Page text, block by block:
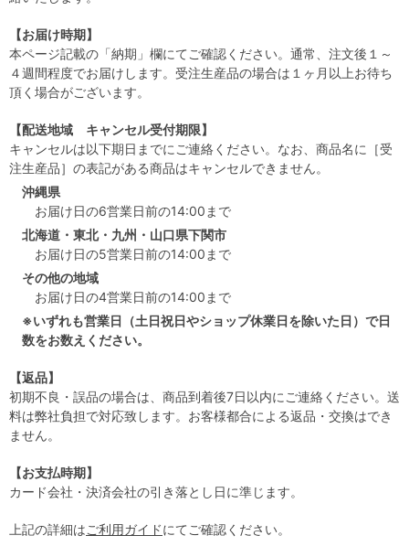
【お届け時期】
本ページ記載の「納期」欄にてご確認ください。通常、注文後１～
４週間程度でお届けします。受注生産品の場合は１ヶ月以上お待ち
頂く場合がございます。
【配送地域 キャンセル受付期限】
キャンセルは以下期日までにご連絡ください。なお、商品名に［受
注生産品］の表記がある商品はキャンセルできません。
沖縄県
お届け日の6営業日前の14:00まで
北海道・東北・九州・山口県下関市
お届け日の5営業日前の14:00まで
その他の地域
お届け日の4営業日前の14:00まで
※いずれも営業日（土日祝日やショップ休業日を除いた日）で日
数をお数えください。
【返品】
初期不良・誤品の場合は、商品到着後7日以内にご連絡ください。送
料は弊社負担で対応致します。お客様都合による返品・交換はでき
ません。
【お支払時期】
カード会社・決済会社の引き落とし日に準じます。
上記の詳細はご利用ガイドにてご確認ください。